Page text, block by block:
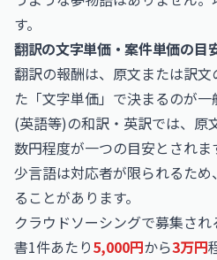
す。
翻訳の文字単価・案件単価の目
翻訳の報酬は、原文または訳
た「文字単価」で決まるのが
(英語等)の和訳・英訳では、原
数円程度が一つの目安とされ
少言語は対応者が限られるた
ることがあります。
クラウドソーシングで募集さ
書1件あたり5,000円から3万円